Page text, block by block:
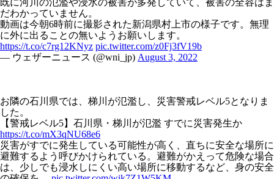
既に河川の氾濫や浸水の被害が多発していて、被害の全容はま
だわかっていません。
動画は今朝6時前に撮影された新潟県村上市の様子です。無理
に外に出ることの無いようお願いします。
https://t.co/c7rg12KNyz pic.twitter.com/z0Fj3fV19b
— ウェザーニュース (@wni_jp) August 3, 2022
お隣の石川県では、梯川が氾濫し、災害警戒レベル5となりま
した。
【警戒レベル5】石川県・梯川が氾濫 すでに災害発生か
https://t.co/mX3qNU68e6
災害がすでに発生している可能性が高く、直ちに安全な場所に
避難するよう呼びかけられている。避難がかえって危険な場合
は、少しでも浸水しにくい高い場所に移動するなど、身の安全